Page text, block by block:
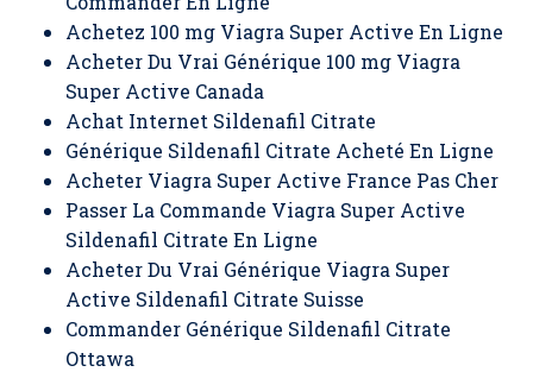
Achetez 100 mg Viagra Super Active En Ligne
Acheter Du Vrai Générique 100 mg Viagra
Super Active Canada
Achat Internet Sildenafil Citrate
Générique Sildenafil Citrate Acheté En Ligne
Acheter Viagra Super Active France Pas Cher
Passer La Commande Viagra Super Active
Sildenafil Citrate En Ligne
Acheter Du Vrai Générique Viagra Super
Active Sildenafil Citrate Suisse
Commander Générique Sildenafil Citrate
Ottawa